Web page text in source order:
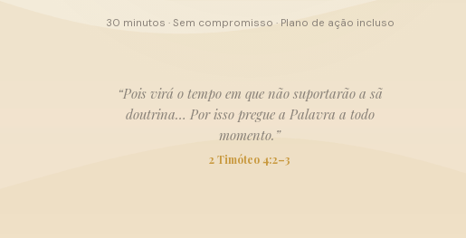
30 minutos · Sem compromisso · Plano de ação incluso
“Pois virá o tempo em que não suportarão a sã
doutrina… Por isso pregue a Palavra a todo
momento.”
2 Timóteo 4:2–3